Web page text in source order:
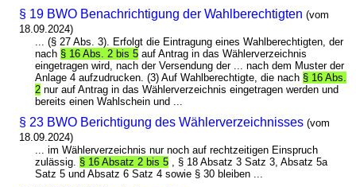
§ 19 BWO Benachrichtigung der Wahlberechtigten (vom
18.09.2024)
... (§ 27 Abs. 3). Erfolgt die Eintragung eines Wahlberechtigten, der
nach § 16 Abs. 2 bis 5 auf Antrag in das Wählerverzeichnis
eingetragen wird, nach der Versendung der ... nach dem Muster der
Anlage 4 aufzudrucken. (3) Auf Wahlberechtigte, die nach § 16 Abs.
2 nur auf Antrag in das Wählerverzeichnis eingetragen werden und
bereits einen Wahlschein und ...
§ 23 BWO Berichtigung des Wählerverzeichnisses (vom
18.09.2024)
... im Wählerverzeichnis nur noch auf rechtzeitigen Einspruch
zulässig. § 16 Absatz 2 bis 5 , § 18 Absatz 3 Satz 3, Absatz 5a
Satz 5 und Absatz 6 Satz 4 sowie § 30 bleiben ...